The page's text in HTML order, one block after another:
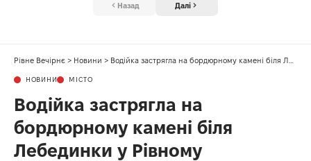
Назад Далі
Рівне Вечірнє > Новини > Водійка застрягла на бордюрному камені біля Лебединки у Рівному
НОВИНИ МІСТО
Водійка застрягла на
бордюрному камені біля
Лебединки у Рівному